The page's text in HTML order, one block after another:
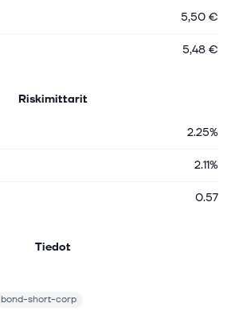
5,50 €
5,48 €
Riskimittarit
2.25%
2.11%
0.57
Tiedot
bond-short-corp